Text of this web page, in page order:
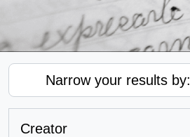
Narrow your results by:
Creator